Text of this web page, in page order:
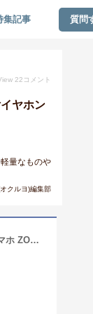
集記事 質問
22 コメント
ヤホン
量なものや
クルヨ)編集部
ヘッドセット USB マイク付き 片耳 両耳 ノイズ軽減 無指向性マイク ヘッドバンド式 PC スマホ ZOOM 女性 男性 ヘッドホン 通話 軽量 アーム調整可 プラグアンドプレイ リモコン付き 会議 ミーティング オンライン飲み会